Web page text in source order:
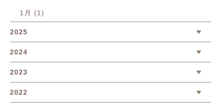
1月 (1)
2025
2024
2023
2022